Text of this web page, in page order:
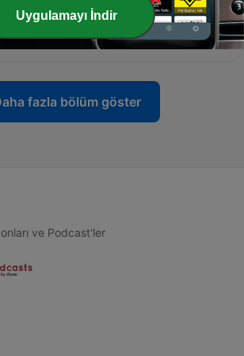
Yiyecek
fazla bölüm göster
ve Podcast'ler
Uygulamayı İndir